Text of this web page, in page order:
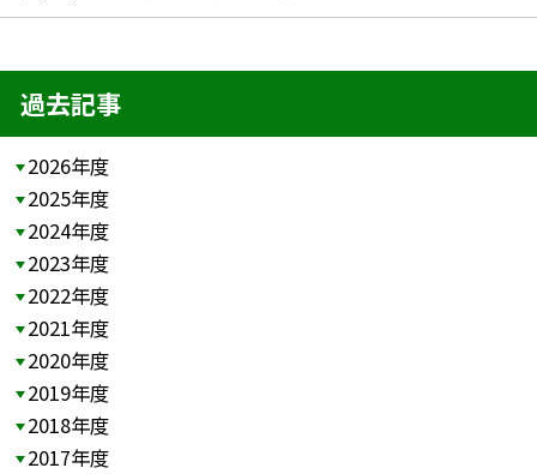
過去記事
2026年度
2025年度
2024年度
2023年度
2022年度
2021年度
2020年度
2019年度
2018年度
2017年度